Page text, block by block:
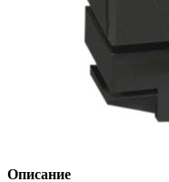
Описание